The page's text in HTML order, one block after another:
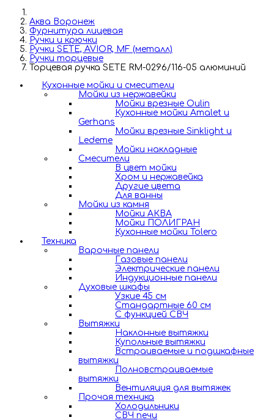
Аква Воронеж
Фурнитура лицевая
Ручки и крючки
Ручки SETE, AVIOR, MF (металл)
Ручки торцевые
Торцевая ручка SETE RM-0296/116-05 алюминий
Кухонные мойки и смесители
Мойки из нержавейки
Мойки врезные Oulin
Кухонные мойки Amalet и
Gerhans
Мойки врезные Sinklight и
Ledeme
Мойки накладные
Смесители
В цвет мойки
Хром и нержавейка
Другие цвета
Для ванны
Мойки из камня
Мойки АКВА
Мойки ПОЛИГРАН
Кухонные мойки Tolero
Техника
Варочные панели
Газовые панели
Электрические панели
Индукционные панели
Духовые шкафы
Узкие 45 см
Стандартные 60 см
С функцией СВЧ
Вытяжки
Наклонные вытяжки
Купольные вытяжки
Встраиваемые и подшкафные
вытяжки
Полновстраиваемые
вытяжки
Вентиляция для вытяжек
Прочая техника
Холодильники
СВЧ печи